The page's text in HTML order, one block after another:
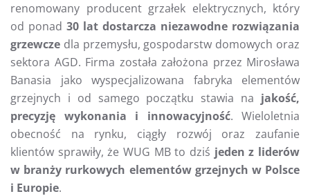
renomowany producent grzałek elektrycznych, który
od ponad 30 lat dostarcza niezawodne rozwiązania
grzewcze dla przemysłu, gospodarstw domowych oraz
sektora AGD. Firma została założona przez Mirosława
Banasia jako wyspecjalizowana fabryka elementów
grzejnych i od samego początku stawia na jakość,
precyzję wykonania i innowacyjność. Wieloletnia
obecność na rynku, ciągły rozwój oraz zaufanie
klientów sprawiły, że WUG MB to dziś jeden z liderów
w branży rurkowych elementów grzejnych w Polsce
i Europie.